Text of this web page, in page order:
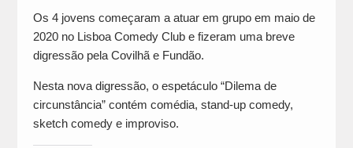
Os 4 jovens começaram a atuar em grupo em maio de
2020 no Lisboa Comedy Club e fizeram uma breve
digressão pela Covilhã e Fundão.
Nesta nova digressão, o espetáculo “Dilema de
circunstância” contém comédia, stand-up comedy,
sketch comedy e improviso.